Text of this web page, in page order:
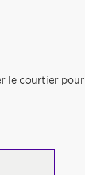
le courtier pour